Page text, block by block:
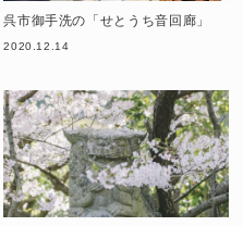
呉市御手洗の「せとうち音回廊」
2020.12.14